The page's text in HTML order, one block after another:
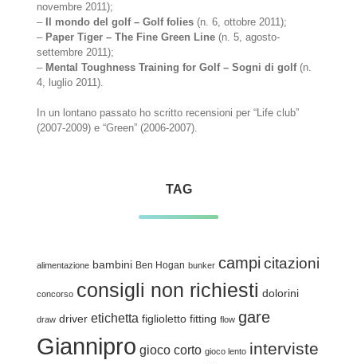
novembre 2011);
–
Il mondo del golf – Golf folies (n. 6, ottobre 2011);
– Paper Tiger – The Fine Green Line (n. 5, agosto-
settembre 2011);
– Mental Toughness Training for Golf – Sogni di golf(n.
4, luglio 2011).
In un lontano passato ho scritto recensioni per “Life club”
(2007-2009) e “Green” (2006-2007).
TAG
alimentazione bambini Ben Hogan bunker campi citazioni
concorso consigli non richiesti dolorini
draw driver etichetta figlioletto fitting flow gare
Giannipro gioco corto gioco lento interviste